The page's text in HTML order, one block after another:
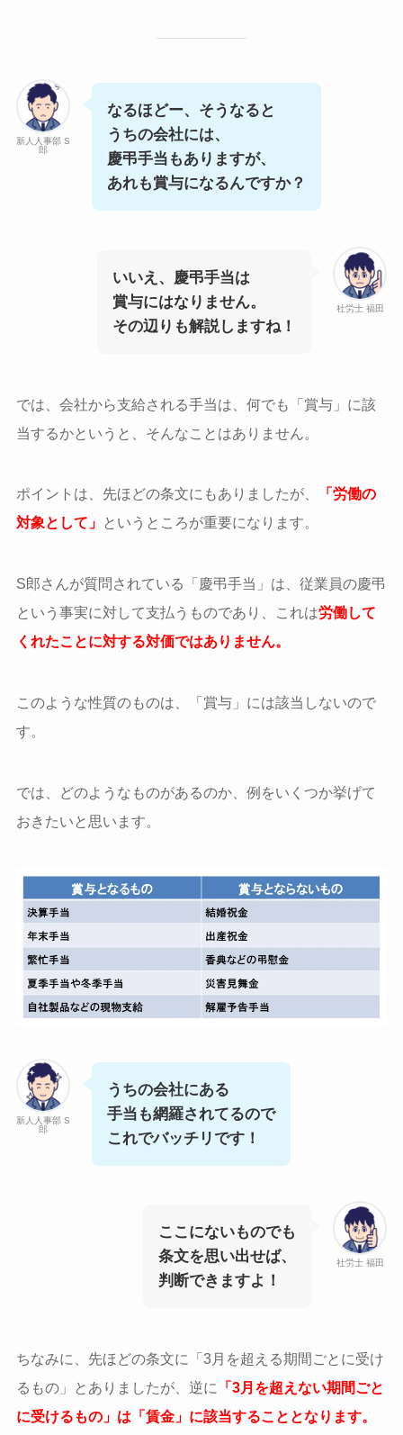
新人人事部 S
郎
なるほどー、そうなると
うちの会社には、
慶弔手当もありますが、
あれも賞与になるんですか？
社労士 福田
いいえ、慶弔手当は
賞与にはなりません。
その辺りも解説しますね！
では、会社から支給される手当は、何でも「賞与」に該
当するかというと、そんなことはありません。
ポイントは、先ほどの条文にもありましたが、
「労働の
対象として」
というところが重要になります。
S郎さんが質問されている「慶弔手当」は、従業員の慶弔
という事実に対して支払うものであり、これは労働して
くれたことに対する対価ではありません。
このような性質のものは、「賞与」には該当しないので
す。
では、どのようなものがあるのか、例をいくつか挙げて
おきたいと思います。
新人人事部 S
郎
うちの会社にある
手当も網羅されてるので
これでバッチリです！
社労士 福田
ここにないものでも
条文を思い出せば、
判断できますよ！
ちなみに、先ほどの条文に「3月を超える期間ごとに受け
るもの」とありましたが、逆に
「3月を超えない期間ごと
に受けるもの」は「賃金」に該当することとなります。